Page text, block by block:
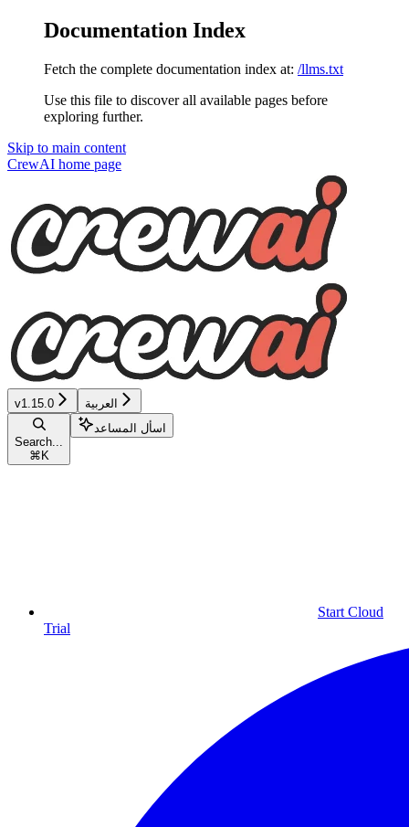
Documentation Index
Fetch the complete documentation index at: /llms.txt
Use this file to discover all available pages before
exploring further.
Skip to main content
CrewAI home page
v1.15.0 العربية
Search...
⌘ K
اسأل المساعد
Start Cloud
Trial